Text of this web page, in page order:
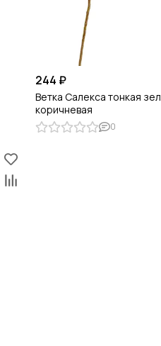
244 ₽
Ветка Салекса тонкая
коричневая
0